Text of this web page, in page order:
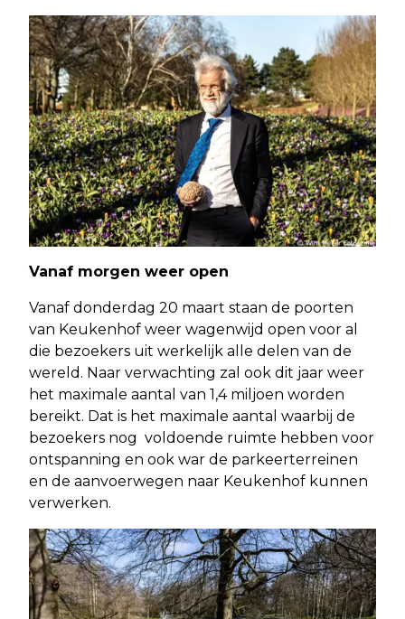
Vanaf morgen weer open
Vanaf donderdag 20 maart staan de poorten
van Keukenhof weer wagenwijd open voor al
die bezoekers uit werkelijk alle delen van de
wereld. Naar verwachting zal ook dit jaar weer
het maximale aantal van 1,4 miljoen worden
bereikt. Dat is het maximale aantal waarbij de
bezoekers nog voldoende ruimte hebben voor
ontspanning en ook war de parkeerterreinen
en de aanvoerwegen naar Keukenhof kunnen
verwerken.